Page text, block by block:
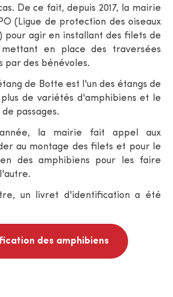
De ce fait, depuis 2017, la mairie
(Ligue de protection des oiseaux
pour agir en installant des filets de
en place des traversées
par des bénévoles.
de Botte est l'un des étangs de
de variétés d'amphibiens et le
passages.
la mairie fait appel aux
au montage des filets et pour le
des amphibiens pour les faire
un livret d'identification a été
des amphibiens